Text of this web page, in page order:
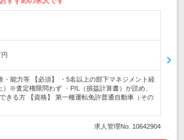
・能力等 【必須】 ・5名以上の部下マネジメント経
）※査定権限問わず ・P/L（損益計算書）が読め、
きる方 【資格】 第一種運転免許普通自動車（その
求人管理No. 10642904